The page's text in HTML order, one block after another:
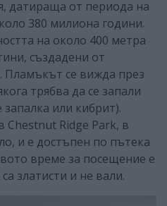
датираща от периода на
380 милиона години.
на около 400 метра
създадени от
Пламъкът се вижда през
трябва да се запали
или кибрит).
Chestnut Ridge Park, в
и е достъпен по пътека
време за посещение е
златисти и не вали.